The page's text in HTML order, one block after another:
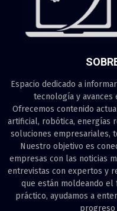
Espacio dedicado a
tecnología y avances
Ofrecemos contenido
artificial, robótica, energías
soluciones empresariales,
Nuestro objetivo es
empresas con las noticias
entrevistas con expertos y
que están moldeando el
práctico, ayudamos a
progreso